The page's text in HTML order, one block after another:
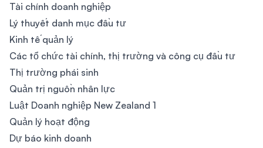
Tài chính doanh nghiệp
Lý thuyết danh mục đầu tư
Kinh tế quản lý
Các tổ chức tài chính, thị trường và công cụ đầu tư
Thị trường phái sinh
Quản trị nguồn nhân lực
Luật Doanh nghiệp New Zealand 1
Quản lý hoạt động
Dự báo kinh doanh